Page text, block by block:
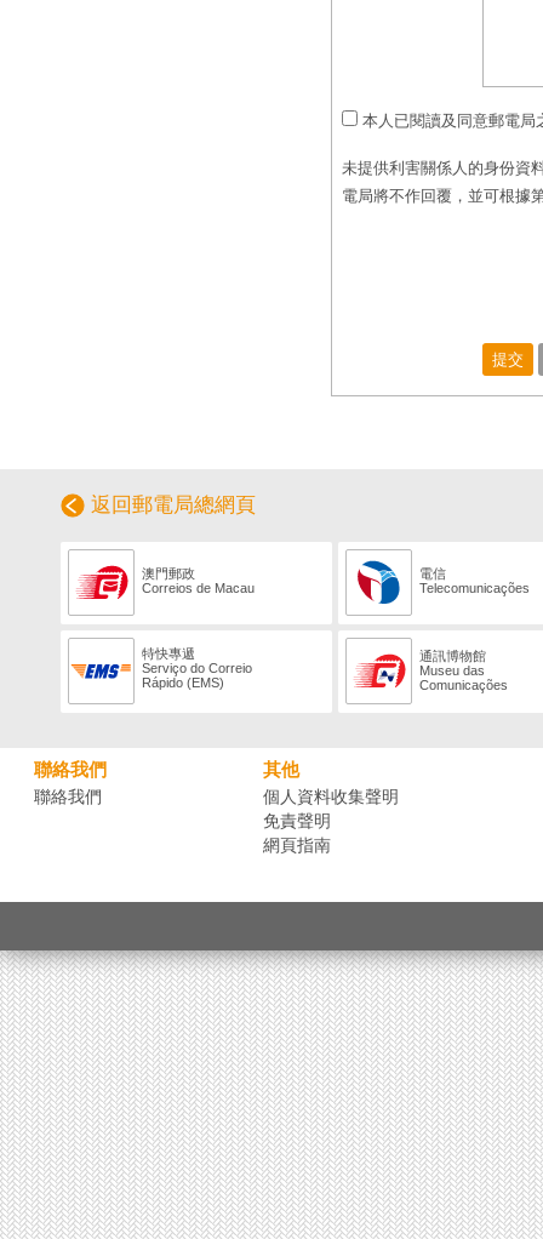
本人已閱讀及同意郵電局
未提供利害關係人的身份資
電局將不作回覆，並可根據
提交
返回郵電局總網頁
澳門郵政
Correios de Macau
電信
Telecomunicações
特快專遞
Serviço do Correio
Rápido (EMS)
通訊博物館
Museu das
Comunicações
聯絡我們
聯絡我們
其他
個人資料收集聲明
免責聲明
網頁指南